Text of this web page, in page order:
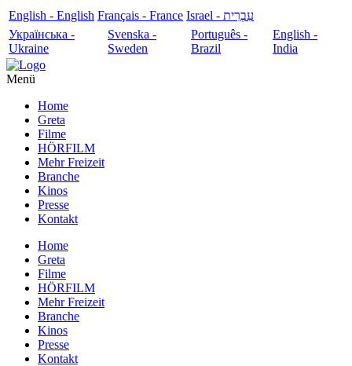
English - English Français - France
עִבְרִית - Israel
Українська -
Ukraine
Svenska -
Sweden
Português -
Brazil
English -
India
Menü
Home
Greta
Filme
HÖRFILM
Mehr Freizeit
Branche
Kinos
Presse
Kontakt
Home
Greta
Filme
HÖRFILM
Mehr Freizeit
Branche
Kinos
Presse
Kontakt